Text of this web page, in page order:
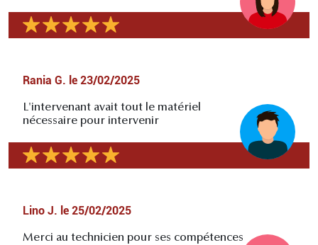
Rania G. le 23/02/2025
L'intervenant avait tout le matériel
nécessaire pour intervenir
Lino J. le 25/02/2025
Merci au technicien pour ses compétences